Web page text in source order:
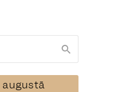
augustā